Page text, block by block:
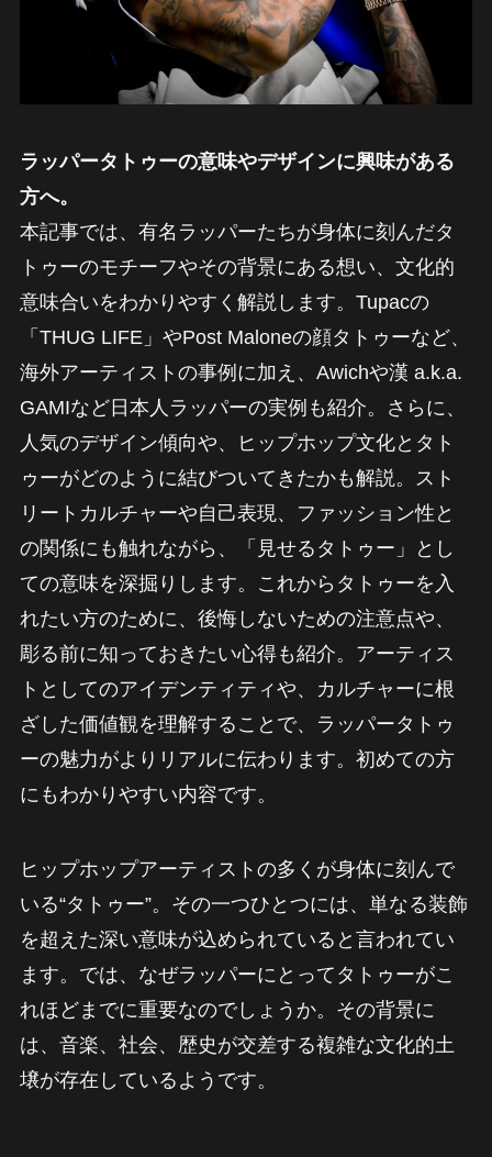
ラッパータトゥーの意味やデザインに興味がある
方へ。
本記事では、有名ラッパーたちが身体に刻んだタ
トゥーのモチーフやその背景にある想い、文化的
意味合いをわかりやすく解説します。Tupacの
「THUG LIFE」やPost Maloneの顔タトゥーなど、
海外アーティストの事例に加え、Awichや漢 a.k.a.
GAMIなど日本人ラッパーの実例も紹介。さらに、
人気のデザイン傾向や、ヒップホップ文化とタト
ゥーがどのように結びついてきたかも解説。スト
リートカルチャーや自己表現、ファッション性と
の関係にも触れながら、「見せるタトゥー」とし
ての意味を深掘りします。これからタトゥーを入
れたい方のために、後悔しないための注意点や、
彫る前に知っておきたい心得も紹介。アーティス
トとしてのアイデンティティや、カルチャーに根
ざした価値観を理解することで、ラッパータトゥ
ーの魅力がよりリアルに伝わります。初めての方
にもわかりやすい内容です。
ヒップホップアーティストの多くが身体に刻んで
いる“タトゥー”。その一つひとつには、単なる装飾
を超えた深い意味が込められていると言われてい
ます。では、なぜラッパーにとってタトゥーがこ
れほどまでに重要なのでしょうか。その背景に
は、音楽、社会、歴史が交差する複雑な文化的土
壌が存在しているようです。